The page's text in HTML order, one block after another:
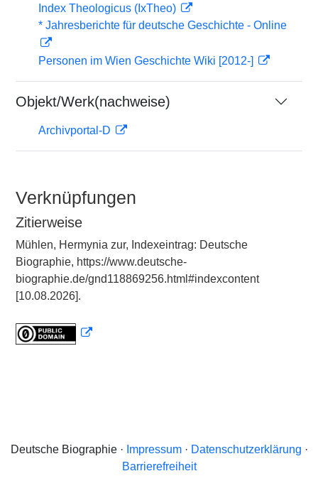
Index Theologicus (IxTheo)
* Jahresberichte für deutsche Geschichte - Online
Personen im Wien Geschichte Wiki [2012-]
Objekt/Werk(nachweise)
Archivportal-D
Verknüpfungen
Zitierweise
Mühlen, Hermynia zur, Indexeintrag: Deutsche
Biographie, https://www.deutsche-
biographie.de/gnd118869256.html#indexcontent
[10.08.2026].
Deutsche Biographie · Impressum· Datenschutzerklärung ·
Barrierefreiheit